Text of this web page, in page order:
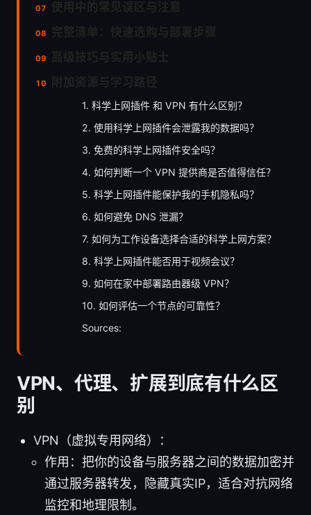
1. 科学上网插件 和 VPN 有什么区别？
2. 使用科学上网插件会泄露我的数据吗？
3. 免费的科学上网插件安全吗？
4. 如何判断一个 VPN 提供商是否值得信任？
5. 科学上网插件能保护我的手机隐私吗？
6. 如何避免 DNS 泄漏？
7. 如何为工作设备选择合适的科学上网方案？
8. 科学上网插件能否用于视频会议？
9. 如何在家中部署路由器级 VPN？
10. 如何评估一个节点的可靠性？
Sources:
VPN、代理、扩展到底有什么区
别
VPN（虚拟专用网络）：
作用：把你的设备与服务器之间的数据加密并
通过服务器转发，隐藏真实IP，适合对抗网络
监控和地理限制。